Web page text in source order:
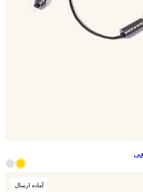
آماده ارسال